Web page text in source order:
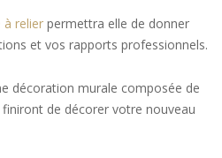
à relier permettra elle de donner
et vos rapports professionnels.
décoration murale composée de
de décorer votre nouveau